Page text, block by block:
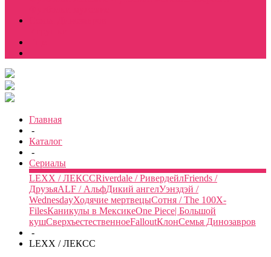
Главная
-
Каталог
-
Сериалы
LEXX / ЛЕКССRiverdale / РивердейлFriends /
ДрузьяALF / АльфДикий ангелУэнздэй /
WednesdayХодячие мертвецыСотня / The 100X-
FilesКаникулы в МексикеOne Piece| Большой
кушСверхъестественноеFalloutКлонСемья Динозавров
-
LEXX / ЛЕКСС